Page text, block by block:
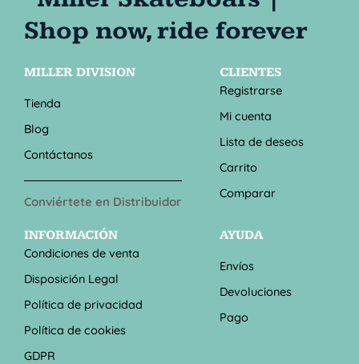
MILLER DIVISION
Tienda
Blog
Contáctanos
Conviértete en Distribuidor
CLIENTES
Registrarse
Mi cuenta
Lista de deseos
Carrito
Comparar
INFORMACIÓN
Condiciones de venta
Disposición Legal
Política de privacidad
Política de cookies
GDPR
AYUDA
Envíos
Devoluciones
Pago